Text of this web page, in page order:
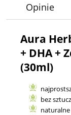
Opinie
Aura
+ DHA +
(30ml)
bez